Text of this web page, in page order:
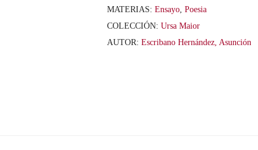
diccionario
MATERIAS:Ensayo ,Poesia
COLECCIÓN:Ursa Maior
AUTOR:Escribano Hernández, Asunción